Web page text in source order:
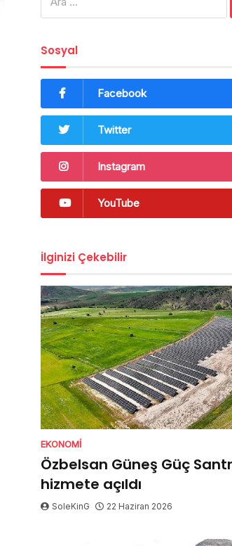
Sosyal
Facebook
Twitter
Instagram
YouTube
İlginizi Çekebilir
EKONOMI
Özbelsan Güneş Güç
hizmete açıldı
SoleKinG 22 Haziran 2026